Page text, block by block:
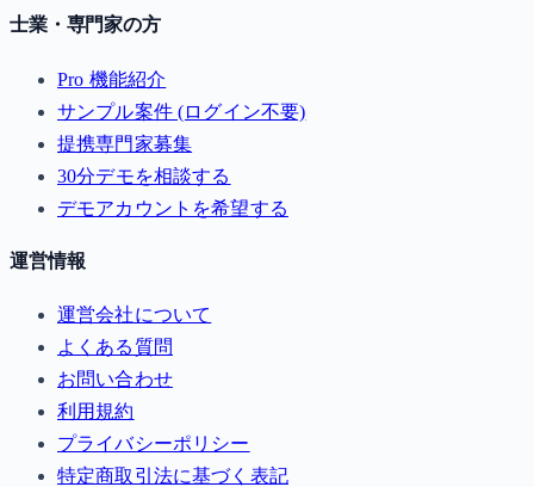
士業・専門家の方
Pro 機能紹介
サンプル案件 (ログイン不要)
提携専門家募集
30分デモを相談する
デモアカウントを希望する
運営情報
運営会社について
よくある質問
お問い合わせ
利用規約
プライバシーポリシー
特定商取引法に基づく表記